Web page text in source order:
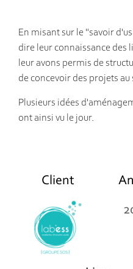
En misant sur le "savoir
dire leur connaissance des
leur avons permis de
de concevoir des projets au
Plusieurs idées
ont ainsi vu le jour.
Client